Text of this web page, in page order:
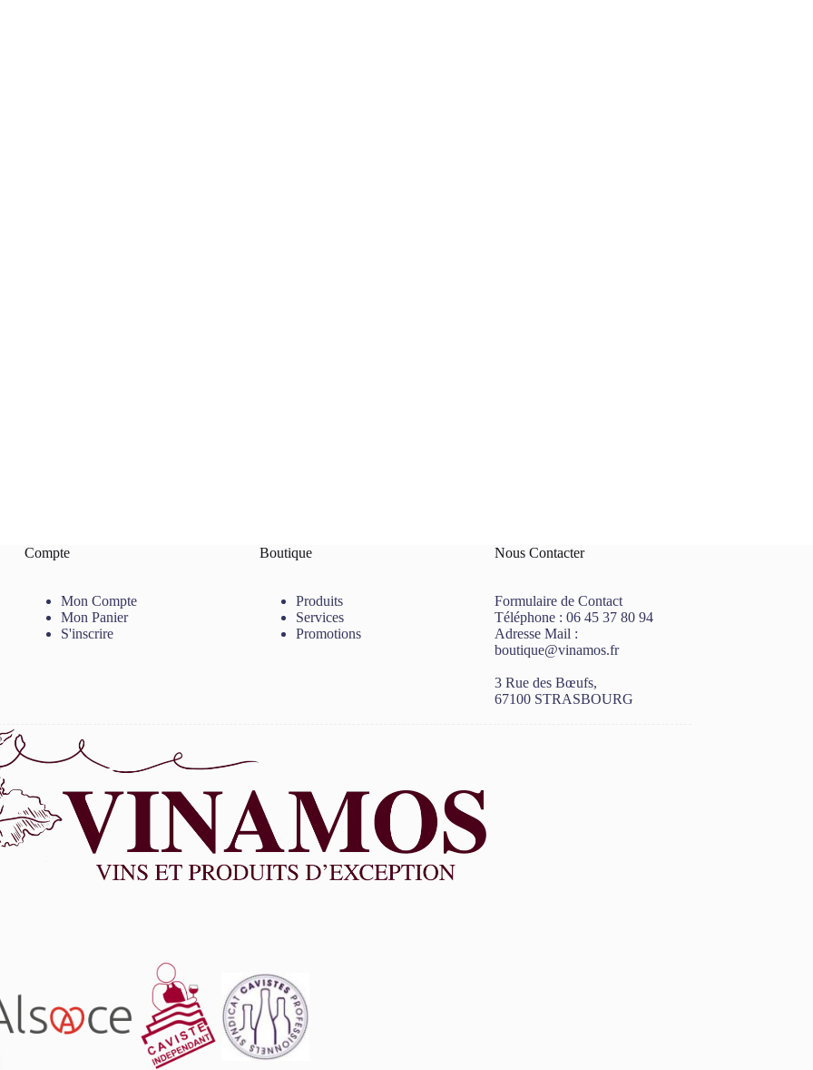
Compte
Mon Compte
Mon Panier
S'inscrire
Boutique
Produits
Services
Promotions
Nous Contacter
Formulaire de Contact
Téléphone :06 45 37 80 94
Adresse Mail :
boutique@vinamos.fr
3 Rue des Bœufs,
67100 STRASBOURG